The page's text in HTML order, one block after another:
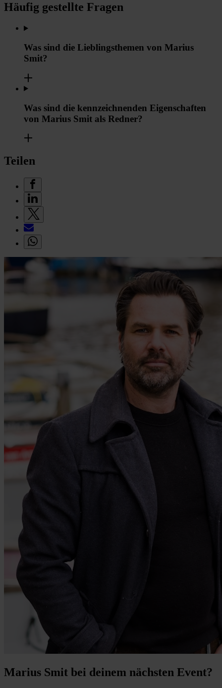
Häufig gestellte Fragen
Was sind die Lieblingsthemen von Marius
Smit?
Was sind die kennzeichnenden Eigenschaften
von Marius Smit als Redner?
Teilen
Marius Smit bei deinem nächsten Event?